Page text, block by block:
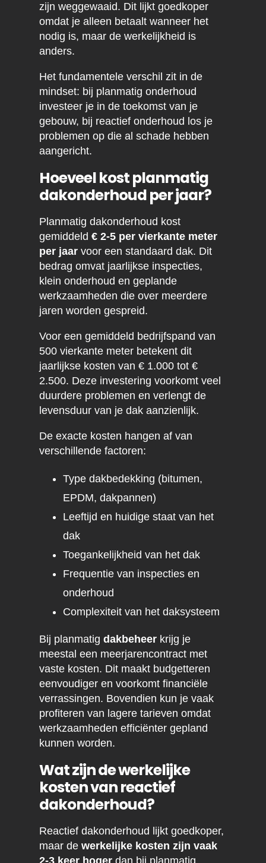
zijn weggewaaid. Dit lijkt goedkoper
omdat je alleen betaalt wanneer het
nodig is, maar de werkelijkheid is
anders.
Het fundamentele verschil zit in de
mindset: bij planmatig onderhoud
investeer je in de toekomst van je
gebouw, bij reactief onderhoud los je
problemen op die al schade hebben
aangericht.
Hoeveel kost planmatig
dakonderhoud per jaar?
Planmatig dakonderhoud kost
gemiddeld € 2-5 per vierkante meter
per jaarvoor een standaard dak. Dit
bedrag omvat jaarlijkse inspecties,
klein onderhoud en geplande
werkzaamheden die over meerdere
jaren worden gespreid.
Voor een gemiddeld bedrijfspand van
500 vierkante meter betekent dit
jaarlijkse kosten van € 1.000 tot €
2.500. Deze investering voorkomt veel
duurdere problemen en verlengt de
levensduur van je dak aanzienlijk.
De exacte kosten hangen af van
verschillende factoren:
Type dakbedekking (bitumen,
EPDM, dakpannen)
Leeftijd en huidige staat van het
dak
Toegankelijkheid van het dak
Frequentie van inspecties en
onderhoud
Complexiteit van het daksysteem
Bij planmatig dakbeheerkrijg je
meestal een meerjarencontract met
vaste kosten. Dit maakt budgetteren
eenvoudiger en voorkomt financiële
verrassingen. Bovendien kun je vaak
profiteren van lagere tarieven omdat
werkzaamheden efficiënter gepland
kunnen worden.
Wat zijn de werkelijke
kosten van reactief
dakonderhoud?
Reactief dakonderhoud lijkt goedkoper,
maar de werkelijke kosten zijn vaak